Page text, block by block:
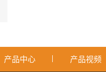
产品中心 产品视频